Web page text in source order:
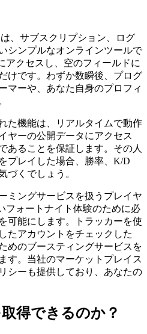
、サブスクリプション、ログ
シンプルなオンラインツールで
アクセスし、空のフィールドに
けです。わずか数瞬後、プログ
マーや、あなた自身のプロフィ
た機能は、リアルタイムで動作
ヤーの公開データにアクセス
あることを保証します。その人
プレイした場合、勝率、K/D
づくでしょう。
ミングサービスを扱うプレイヤ
フォートナイト体験のために必
可能にします。トラッカーを使
たアカウントをチェックした
めのブースティングサービスを
す。当社のマーケットプレイス
シーも提供しており、あなたの
得できるのか？